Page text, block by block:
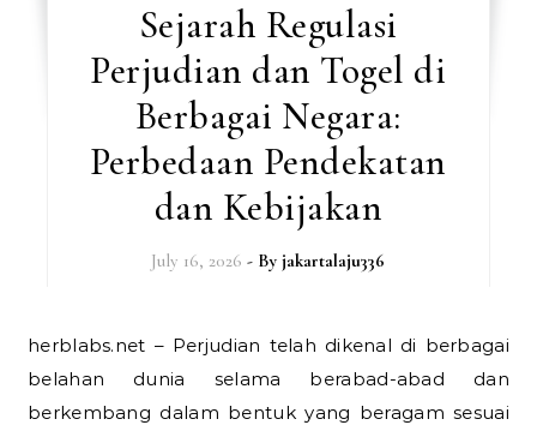
Sejarah Regulasi
Perjudian dan Togel di
Berbagai Negara:
Perbedaan Pendekatan
dan Kebijakan
July 16, 2026 - Byjakartalaju336
herblabs.net – Perjudian telah dikenal di berbagai
belahan dunia selama berabad-abad dan
berkembang dalam bentuk yang beragam sesuai